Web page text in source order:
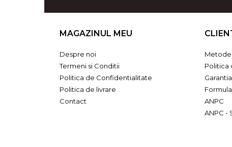
MAGAZINUL MEU
Despre noi
Termeni si Conditii
Politica de Confidentialitate
Politica de livrare
Contact
Metode
Politica
ANPC
ANPC -